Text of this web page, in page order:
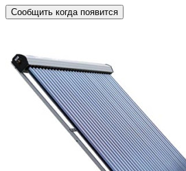
Сообщить когда появится